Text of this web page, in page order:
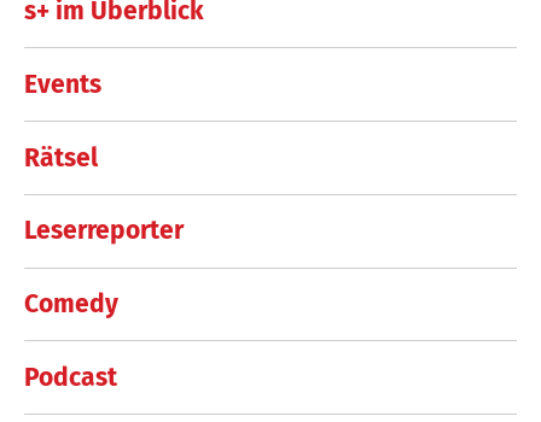
s+ im Überblick
Events
Rätsel
Leserreporter
Comedy
Podcast